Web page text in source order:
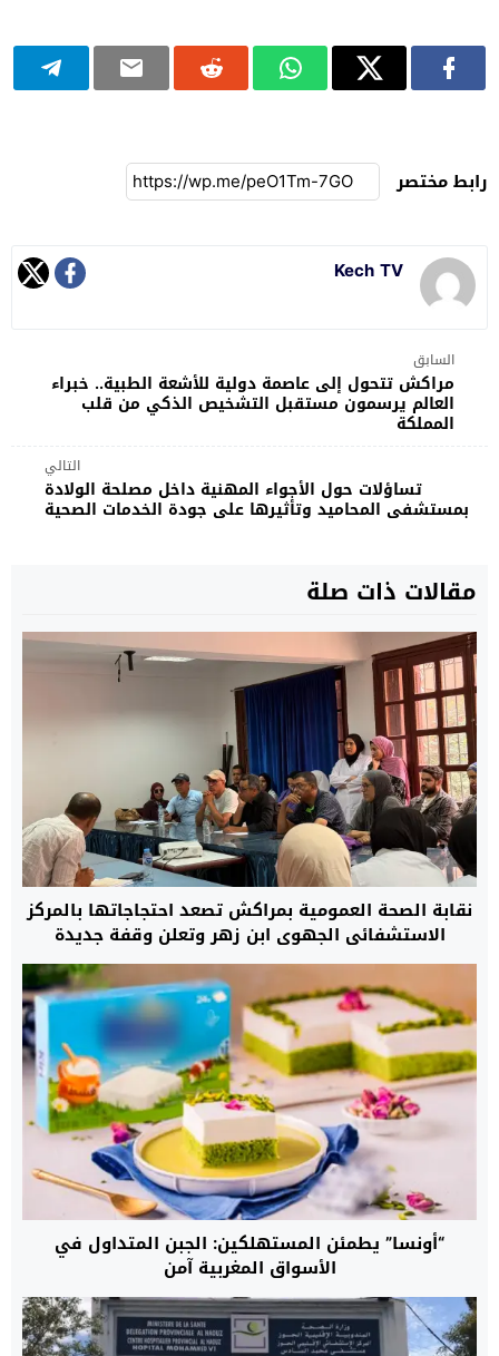
رابط مختصر
Kech TV
السابق
مراكش تتحول إلى عاصمة دولية للأشعة الطبية.. خبراء
العالم يرسمون مستقبل التشخيص الذكي من قلب
المملكة
التالي
تساؤلات حول الأجواء المهنية داخل مصلحة الولادة
بمستشفى المحاميد وتأثيرها على جودة الخدمات الصحية
مقالات ذات صلة
نقابة الصحة العمومية بمراكش تصعد احتجاجاتها بالمركز
الاستشفائي الجهوي ابن زهر وتعلن وقفة جديدة
“أونسا” يطمئن المستهلكين: الجبن المتداول في
الأسواق المغربية آمن